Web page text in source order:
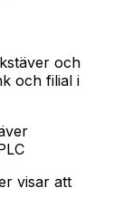
och
och filial i
visar att